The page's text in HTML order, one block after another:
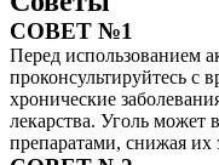
СОВЕТ №1
Перед использованием
проконсультируйтесь с
хронические
лекарства. Уголь может
препаратами, снижая их